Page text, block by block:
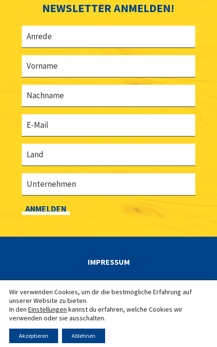
NEWSLETTER ANMELDEN!
Anrede
Vorname
Nachname
E-Mail
Land
Unternehmen
ANMELDEN
IMPRESSUM
DATENSCHUTZERKLÄRUNG
Wir verwenden Cookies, um dir die bestmögliche Erfahrung auf
unserer Website zu bieten.
In den Einstellungen kannst du erfahren, welche Cookies wir
verwenden oder sie ausschalten.
Akzeptieren Ablehnen